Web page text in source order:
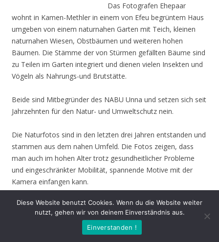
Das Fotografen Ehepaar
wohnt in Kamen-Methler in einem von Efeu begrüntem Haus
umgeben von einem naturnahen Garten mit Teich, kleinen
naturnahen Wiesen, Obstbäumen und weiteren hohen
Bäumen. Die Stämme der von Stürmen gefällten Bäume sind
zu Teilen im Garten integriert und dienen vielen Insekten und
Vögeln als Nahrungs-und Brutstätte.
Beide sind Mitbegründer des NABU Unna und setzen sich seit
Jahrzehnten für den Natur- und Umweltschutz nein.
Die Naturfotos sind in den letzten drei Jahren entstanden und
stammen aus dem nahen Umfeld. Die Fotos zeigen, dass
man auch im hohen Alter trotz gesundheitlicher Probleme
und eingeschränkter Mobilität, spannende Motive mit der
Kamera einfangen kann.
Faulbaum Bläuling
Diese Website benutzt Cookies. Wenn du die Website weiter
nutzt, gehen wir von deinem Einverständnis aus.
Einverstanden !